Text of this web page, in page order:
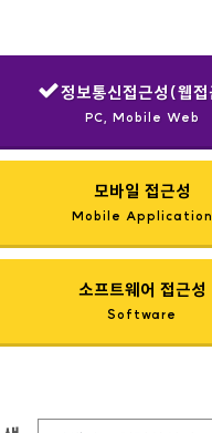
정보통신접근성(웹
PC, Mobile Web
모바일 접근성
Mobile Application
소프트웨어 접근성
Software